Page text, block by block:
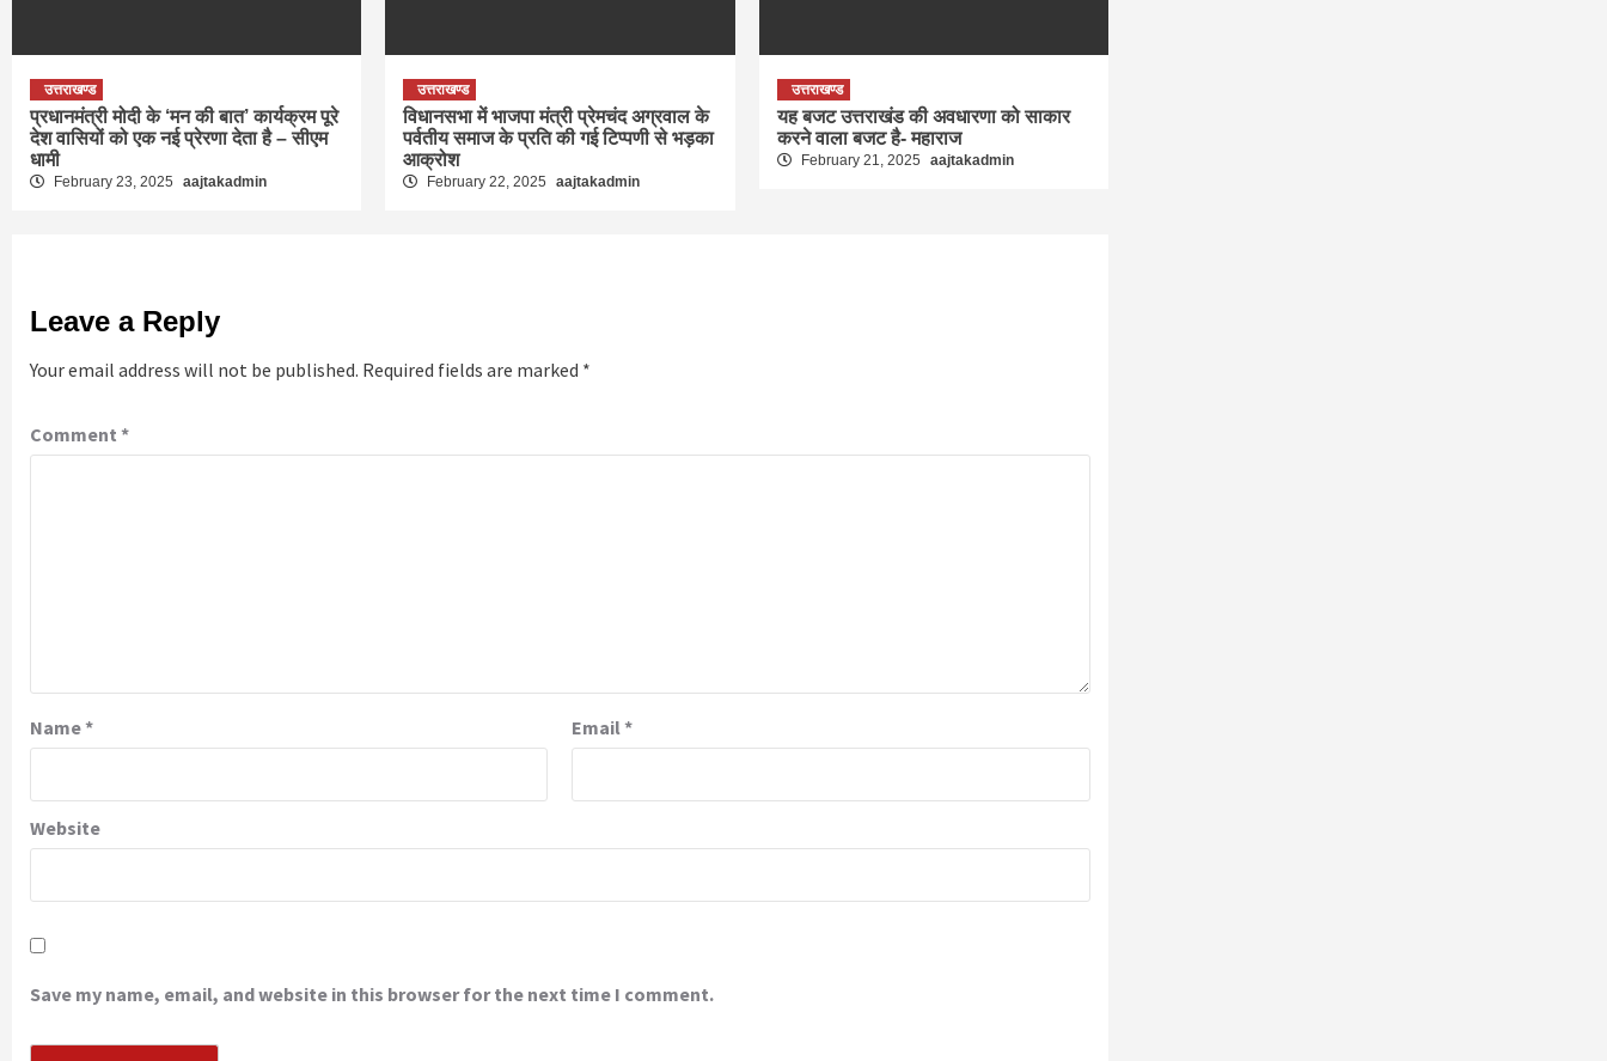
उत्तराखण्ड
प्रधानमंत्री मोदी के ‘मन की बात’ कार्यक्रम पूरे
देश वासियों को एक नई प्रेरणा देता है – सीएम
धामी
February 23, 2025 aajtakadmin
उत्तराखण्ड
विधानसभा में भाजपा मंत्री प्रेमचंद अग्रवाल के
पर्वतीय समाज के प्रति की गई टिप्पणी से भड़का
आक्रोश
February 22, 2025 aajtakadmin
उत्तराखण्ड
यह बजट उत्तराखंड की अवधारणा को साकार
करने वाला बजट है- महाराज
February 21, 2025 aajtakadmin
Leave a Reply
Your email address will not be published. Required fields are marked *
Comment *
Name* Email*
Website
Save my name, email, and website in this browser for the next time I comment.